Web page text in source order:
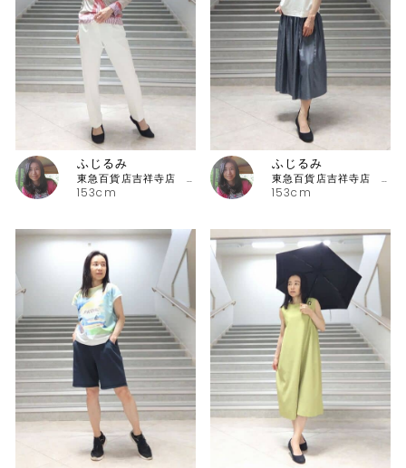
153cm
ふじるみ
東急百貨店吉祥寺店 ピッコーネ
153cm
ふじるみ
東急百貨店吉祥寺店 ピッコーネ